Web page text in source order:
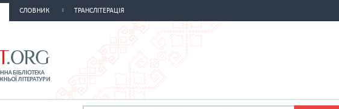
СЛОВНИК ТРАНСЛІТЕРАЦІЯ